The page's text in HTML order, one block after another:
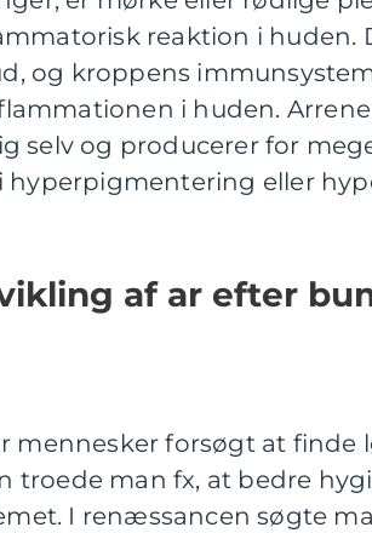
reaktion i huden.
og kroppens
i huden.
selv og producerer for
hyperpigmentering eller
af ar efter
mennesker forsøgt at finde
troede man fx, at bedre
I renæssancen søgte